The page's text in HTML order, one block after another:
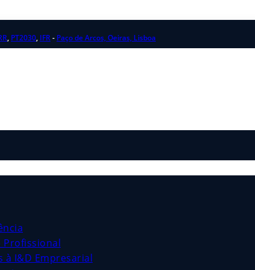
, PT2030, IFR- Paço de Arcos, Oeiras, Lisboa
Profissional
à I&D Empresarial